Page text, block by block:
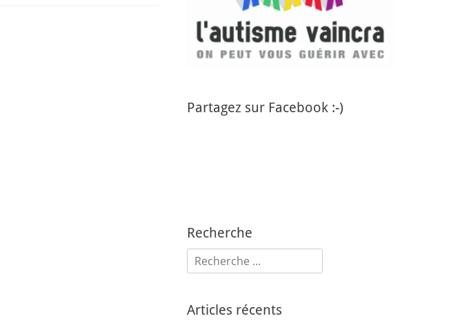
Partagez sur Facebook :-)
Recherche
Rechercher :
Articles récents